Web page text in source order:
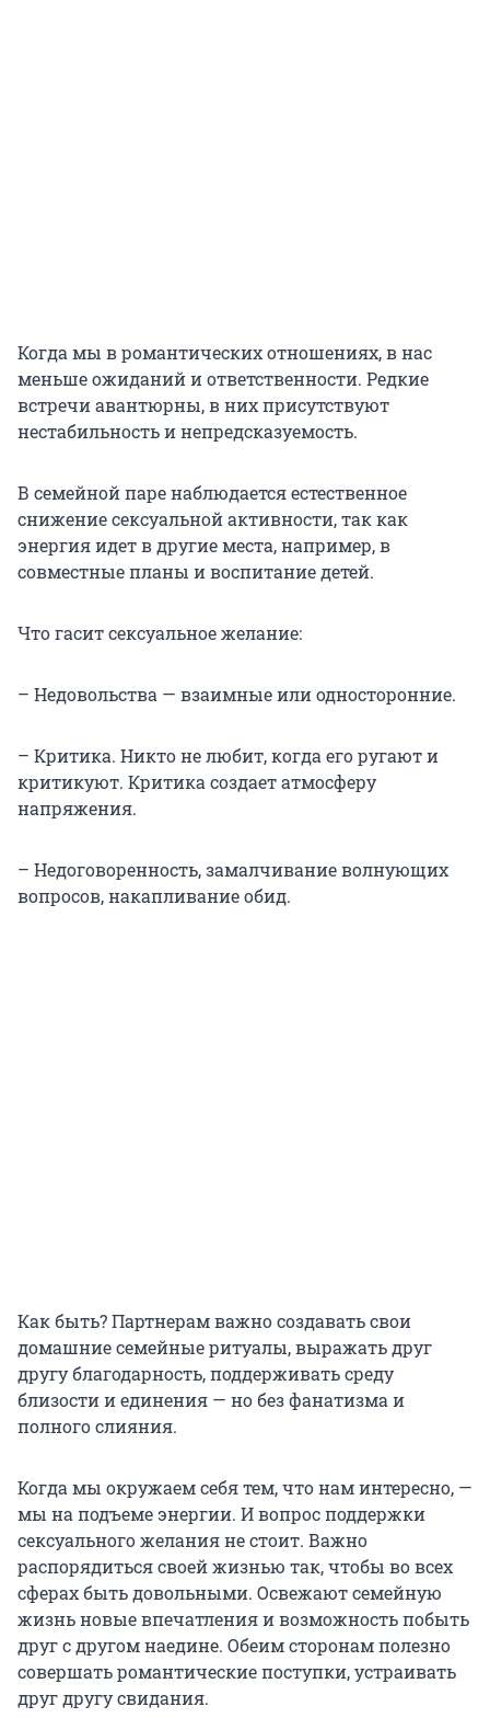
Когда мы в романтических отношениях, в нас
меньше ожиданий и ответственности. Редкие
встречи авантюрны, в них присутствуют
нестабильность и непредсказуемость.
В семейной паре наблюдается естественное
снижение сексуальной активности, так как
энергия идет в другие места, например, в
совместные планы и воспитание детей.
Что гасит сексуальное желание:
– Недовольства — взаимные или односторонние.
– Критика. Никто не любит, когда его ругают и
критикуют. Критика создает атмосферу
напряжения.
– Недоговоренность, замалчивание волнующих
вопросов, накапливание обид.
Как быть? Партнерам важно создавать свои
домашние семейные ритуалы, выражать друг
другу благодарность, поддерживать среду
близости и единения — но без фанатизма и
полного слияния.
Когда мы окружаем себя тем, что нам интересно, —
мы на подъеме энергии. И вопрос поддержки
сексуального желания не стоит. Важно
распорядиться своей жизнью так, чтобы во всех
сферах быть довольными. Освежают семейную
жизнь новые впечатления и возможность побыть
друг с другом наедине. Обеим сторонам полезно
совершать романтические поступки, устраивать
друг другу свидания.